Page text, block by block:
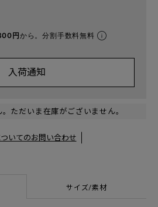
円から。分割手数料無料
入荷通知
ただいま在庫がございません。
いてのお問い合わせ
サイズ/素材